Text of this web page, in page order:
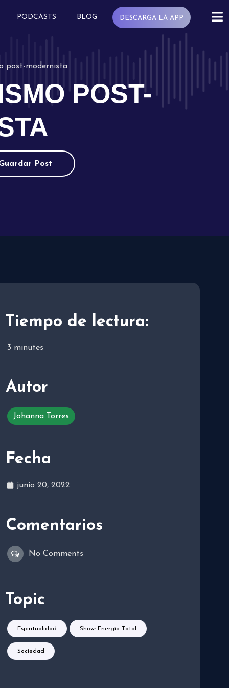
PODCASTS BLOG DESCARGA LA APP
post-modernista
POST-
Post
Tiempo de lectura:
3 minutes
Autor
Johanna Torres
Fecha
junio 20, 2022
Comentarios
No Comments
Topic
Espiritualidad Show: Energía Total
Sociedad